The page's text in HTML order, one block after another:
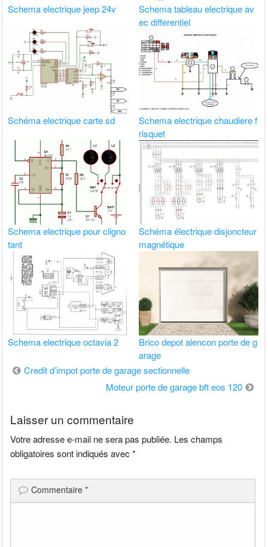
Schema electrique jeep 24v
Schema tableau electrique av
ec differentiel
Schéma electrique carte sd
Schema electrique chaudiere f
risquet
Schema electrique pour cligno
tant
Schéma électrique disjoncteur
magnétique
Schema electrique octavia 2
Brico depot alencon porte de g
arage
Navigation
Credit d’impot porte de garage sectionnelle
Moteur porte de garage bft eos 120
Laisser un commentaire
Votre adresse e-mail ne sera pas publiée. Les champs
obligatoires sont indiqués avec*
Commentaire*